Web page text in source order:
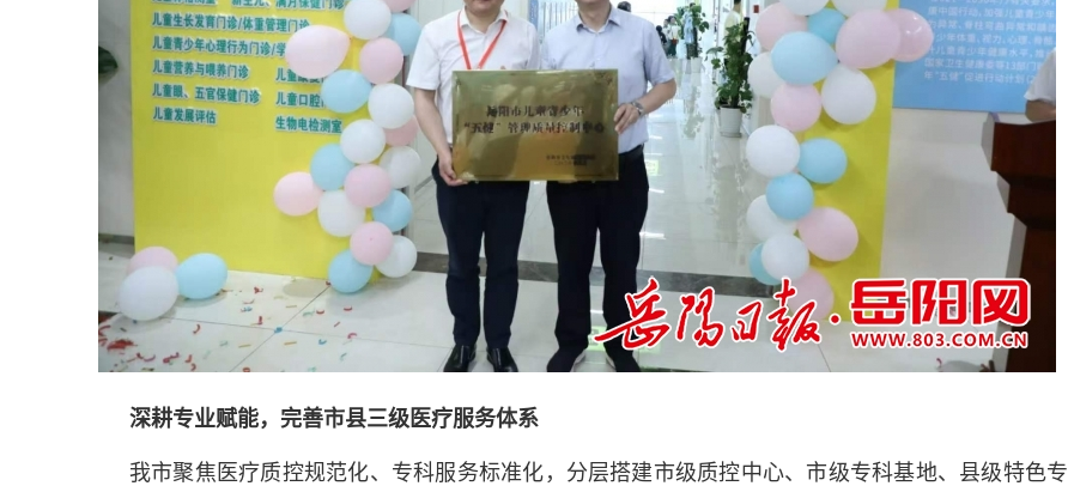
深耕专业赋能，完善市县三级医疗服务体系
我市聚焦医疗质控规范化、专科服务标准化，分层搭建市级质控中心、市级专科基地、县级特色专